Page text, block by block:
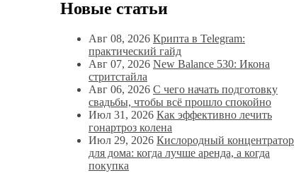
Новые статьи
Авг 08, 2026 Крипта в Telegram:
практический гайд
Авг 07, 2026 New Balance 530: Икона
стритстайла
Авг 06, 2026 С чего начать подготовку
свадьбы, чтобы всё прошло спокойно
Июл 31, 2026 Как эффективно лечить
гонартроз колена
Июл 29, 2026 Кислородный концентратор
для дома: когда лучше аренда, а когда
покупка